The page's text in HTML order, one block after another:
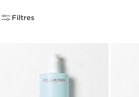
Filtres